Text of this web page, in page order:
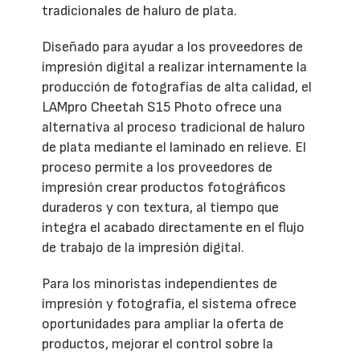
tradicionales de haluro de plata.
Diseñado para ayudar a los proveedores de
impresión digital a realizar internamente la
producción de fotografías de alta calidad, el
LAMpro Cheetah S15 Photo ofrece una
alternativa al proceso tradicional de haluro
de plata mediante el laminado en relieve. El
proceso permite a los proveedores de
impresión crear productos fotográficos
duraderos y con textura, al tiempo que
integra el acabado directamente en el flujo
de trabajo de la impresión digital.
Para los minoristas independientes de
impresión y fotografía, el sistema ofrece
oportunidades para ampliar la oferta de
productos, mejorar el control sobre la